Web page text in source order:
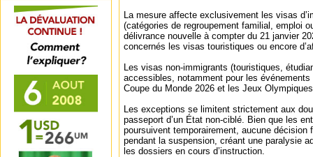
La mesure affecte exclusivement les visas
(catégories de regroupement familial, emploi
délivrance nouvelle à compter du 21 janvier
concernés les visas touristiques ou encore
Les visas non-immigrants (touristiques,
accessibles, notamment pour les
Coupe du Monde 2026 et les Jeux
Les exceptions se limitent strictement aux
passeport d’un État non-ciblé. Bien que les
poursuivent temporairement, aucune décision
pendant la suspension, créant une paralysie
les dossiers en cours d’instruction.